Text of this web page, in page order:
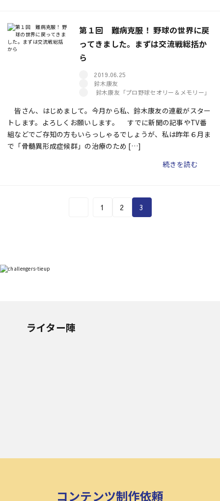
第１回 難病克服！ 野球の世界に戻
ってきました。まずは交流戦総括か
ら
2019.06.25
鈴木康友
鈴木康友「プロ野球セオリー＆メモリー」
皆さん、はじめまして。今月から私、鈴木康友の連載がスター
トします。よろしくお願いします。 すでに新聞の記事やTV番
組などでご存知の方もいらっしゃるでしょうが、私は昨年６月ま
で「骨髄異形成症候群」の治療のため […]
続きを読む
1 2 3
ライター陣
コンテンツ制作依頼